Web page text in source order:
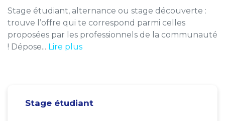
Stage étudiant, alternance ou stage découverte :
trouve l’offre qui te correspond parmi celles
proposées par les professionnels de la communauté
! Dépose... Lire plus
Stage étudiant